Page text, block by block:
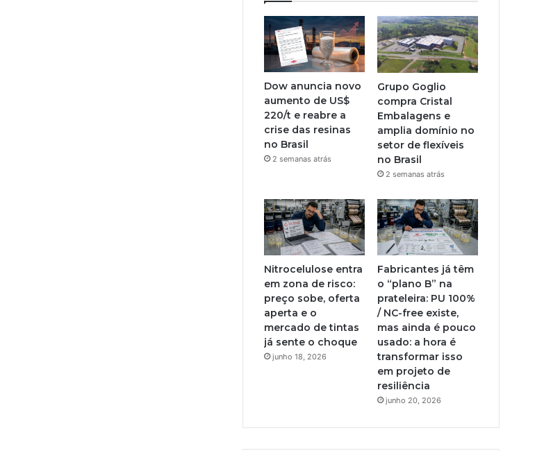
Dow anuncia novo
aumento de US$
220/t e reabre a
crise das resinas
no Brasil
2 semanas atrás
Grupo Goglio
compra Cristal
Embalagens e
amplia domínio no
setor de flexíveis
no Brasil
2 semanas atrás
Nitrocelulose entra
em zona de risco:
preço sobe, oferta
aperta e o
mercado de tintas
já sente o choque
junho 18, 2026
Fabricantes já têm
o “plano B” na
prateleira: PU 100%
/ NC-free existe,
mas ainda é pouco
usado: a hora é
transformar isso
em projeto de
resiliência
junho 20, 2026